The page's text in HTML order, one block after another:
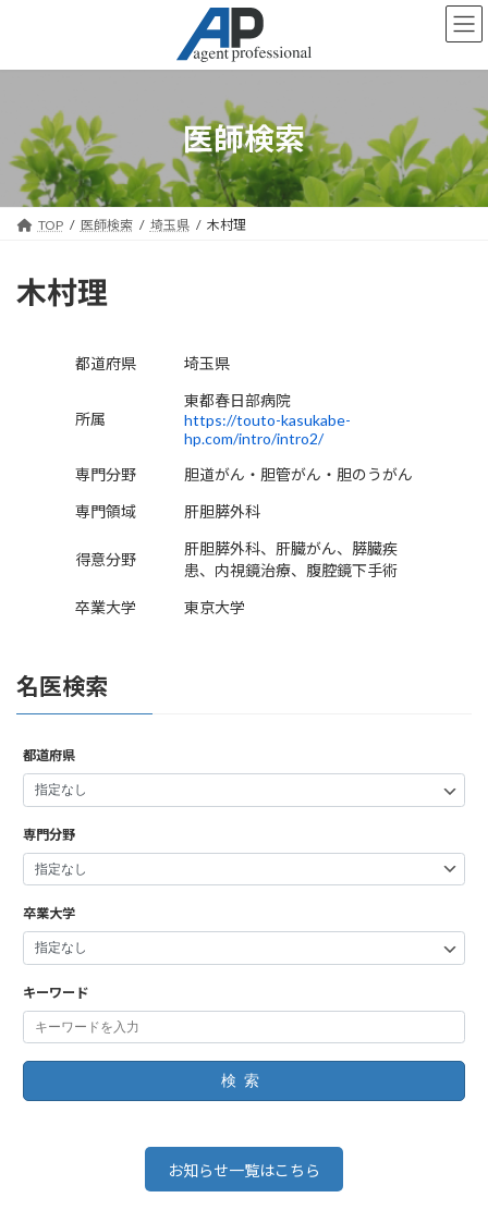
ン
キ
プ
ー
に
動
医師検索
TOP 医師検索 埼玉県 木村理
木村理
都道府県 埼玉県
所属
東都春日部病院
https://touto-kasukabe-
hp.com/intro/intro2/
専門分野
胆道がん・胆管がん・胆のうがん
専門領域
肝胆膵外科
得意分野
肝胆膵外科、肝臓がん、膵臓疾
患、内視鏡治療、腹腔鏡下手術
卒業大学
東京大学
名医検索
都道府県
専門分野
卒業大学
キーワード
検索
お知らせ一覧はこちら